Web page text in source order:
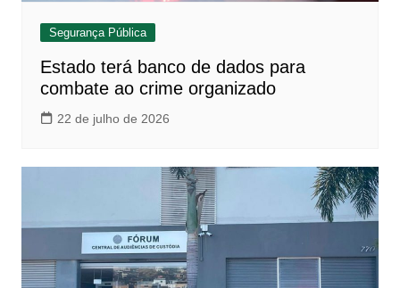
Segurança Pública
Estado terá banco de dados para
combate ao crime organizado
22 de julho de 2026